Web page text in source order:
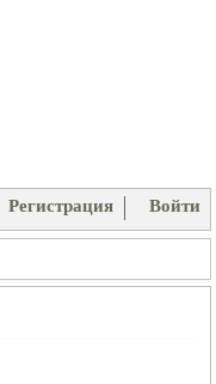
Регистрация Войти